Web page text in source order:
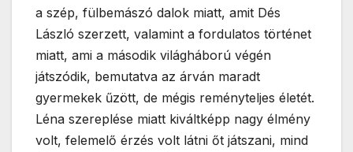
a szép, fülbemászó dalok miatt, amit Dés
László szerzett, valamint a fordulatos történet
miatt, ami a második világháború végén
játszódik, bemutatva az árván maradt
gyermekek űzött, de mégis reményteljes életét.
Léna szereplése miatt kiváltképp nagy élmény
volt, felemelő érzés volt látni őt játszani, mind